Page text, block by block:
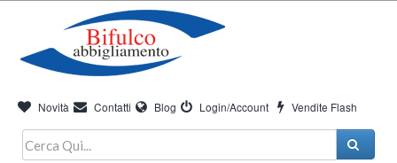
Novità Contatti Blog Login/Account Vendite Flash